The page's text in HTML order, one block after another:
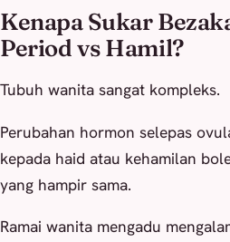
Kenapa Sukar
Period vs Hamil?
Tubuh wanita sangat kompleks.
Perubahan hormon selepas
kepada haid atau kehamilan
yang hampir sama.
Ramai wanita mengadu